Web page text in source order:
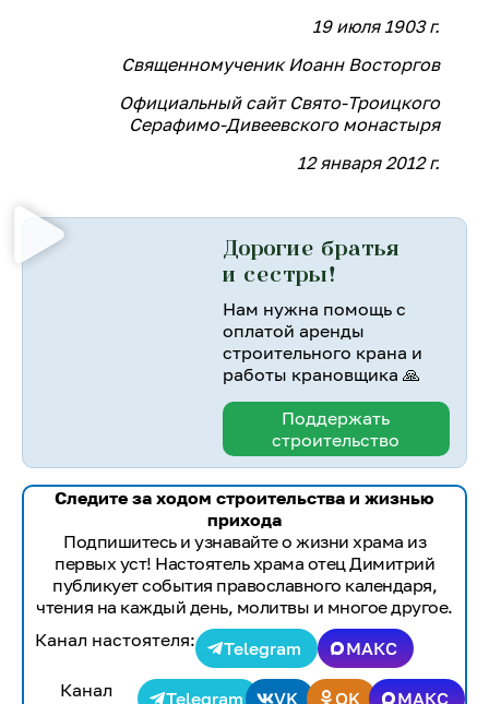
19 июля 1903 г.
Священномученик Иоанн Восторгов
Официальный сайт Свято-Троицкого
Серафимо-Дивеевского монастыря
12 января 2012 г.
Дорогие братья
и сестры!
Нам нужна помощь с
оплатой аренды
строительного крана и
работы крановщика 🙏
Поддержать
строительство
Следите за ходом строительства и жизнью
прихода
Подпишитесь и узнавайте о жизни храма из
первых уст! Настоятель храма отец Димитрий
публикует события православного календаря,
чтения на каждый день, молитвы и многое другое.
Канал настоятеля:
Telegram
МАКС
Канал
Telegram VK OK МАКС